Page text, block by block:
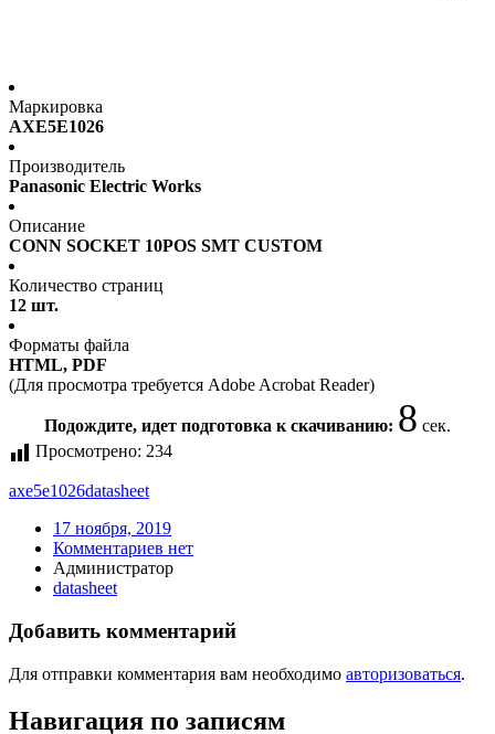
Маркировка
AXE5E1026
Производитель
Panasonic Electric Works
Описание
CONN SOCKET 10POS SMT CUSTOM
Количество страниц
12 шт.
Форматы файла
HTML, PDF
(Для просмотра требуется Adobe Acrobat Reader)
Подождите, идет подготовка к скачиванию: 7 сек.
Просмотрено: 234
axe5e1026datasheet
17 ноября, 2019
Комментариев нет
Администратор
datasheet
Добавить комментарий
Для отправки комментария вам необходимо авторизоваться.
Навигация по записям